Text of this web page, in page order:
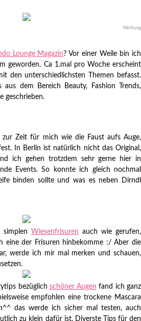
Werbung
Lounge Magazin ? Vor einer Weile bin ich
geworden. Ca 1.mal pro Woche erscheint
den unterschiedlichsten Themen befasst.
aus dem Bereich Beauty, Fashion Trends,
geschrieben.
zur Zeit für mich wie die Faust aufs Auge,
In Berlin ist natürlich nicht das Original,
ich gehen trotzdem sehr gerne hier in
Events. So konnte ich gleich nochmal
binden sollte und was es neben Dirndl
Wiesenfrisuren auch wie gerufen,
eine der Frisuren hinbekomme :/ Aber die
werde ich mir mal merken und schauen,
bezüglich schöner Augen fand ich ganz
empfohlen eine trockene Mascara
das werde ich sicher mal testen, auch
zu klein dafür ist. Diverste Tips für den